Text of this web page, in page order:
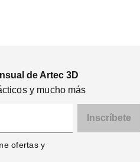
de Artec 3D
y mucho más
ofertas y